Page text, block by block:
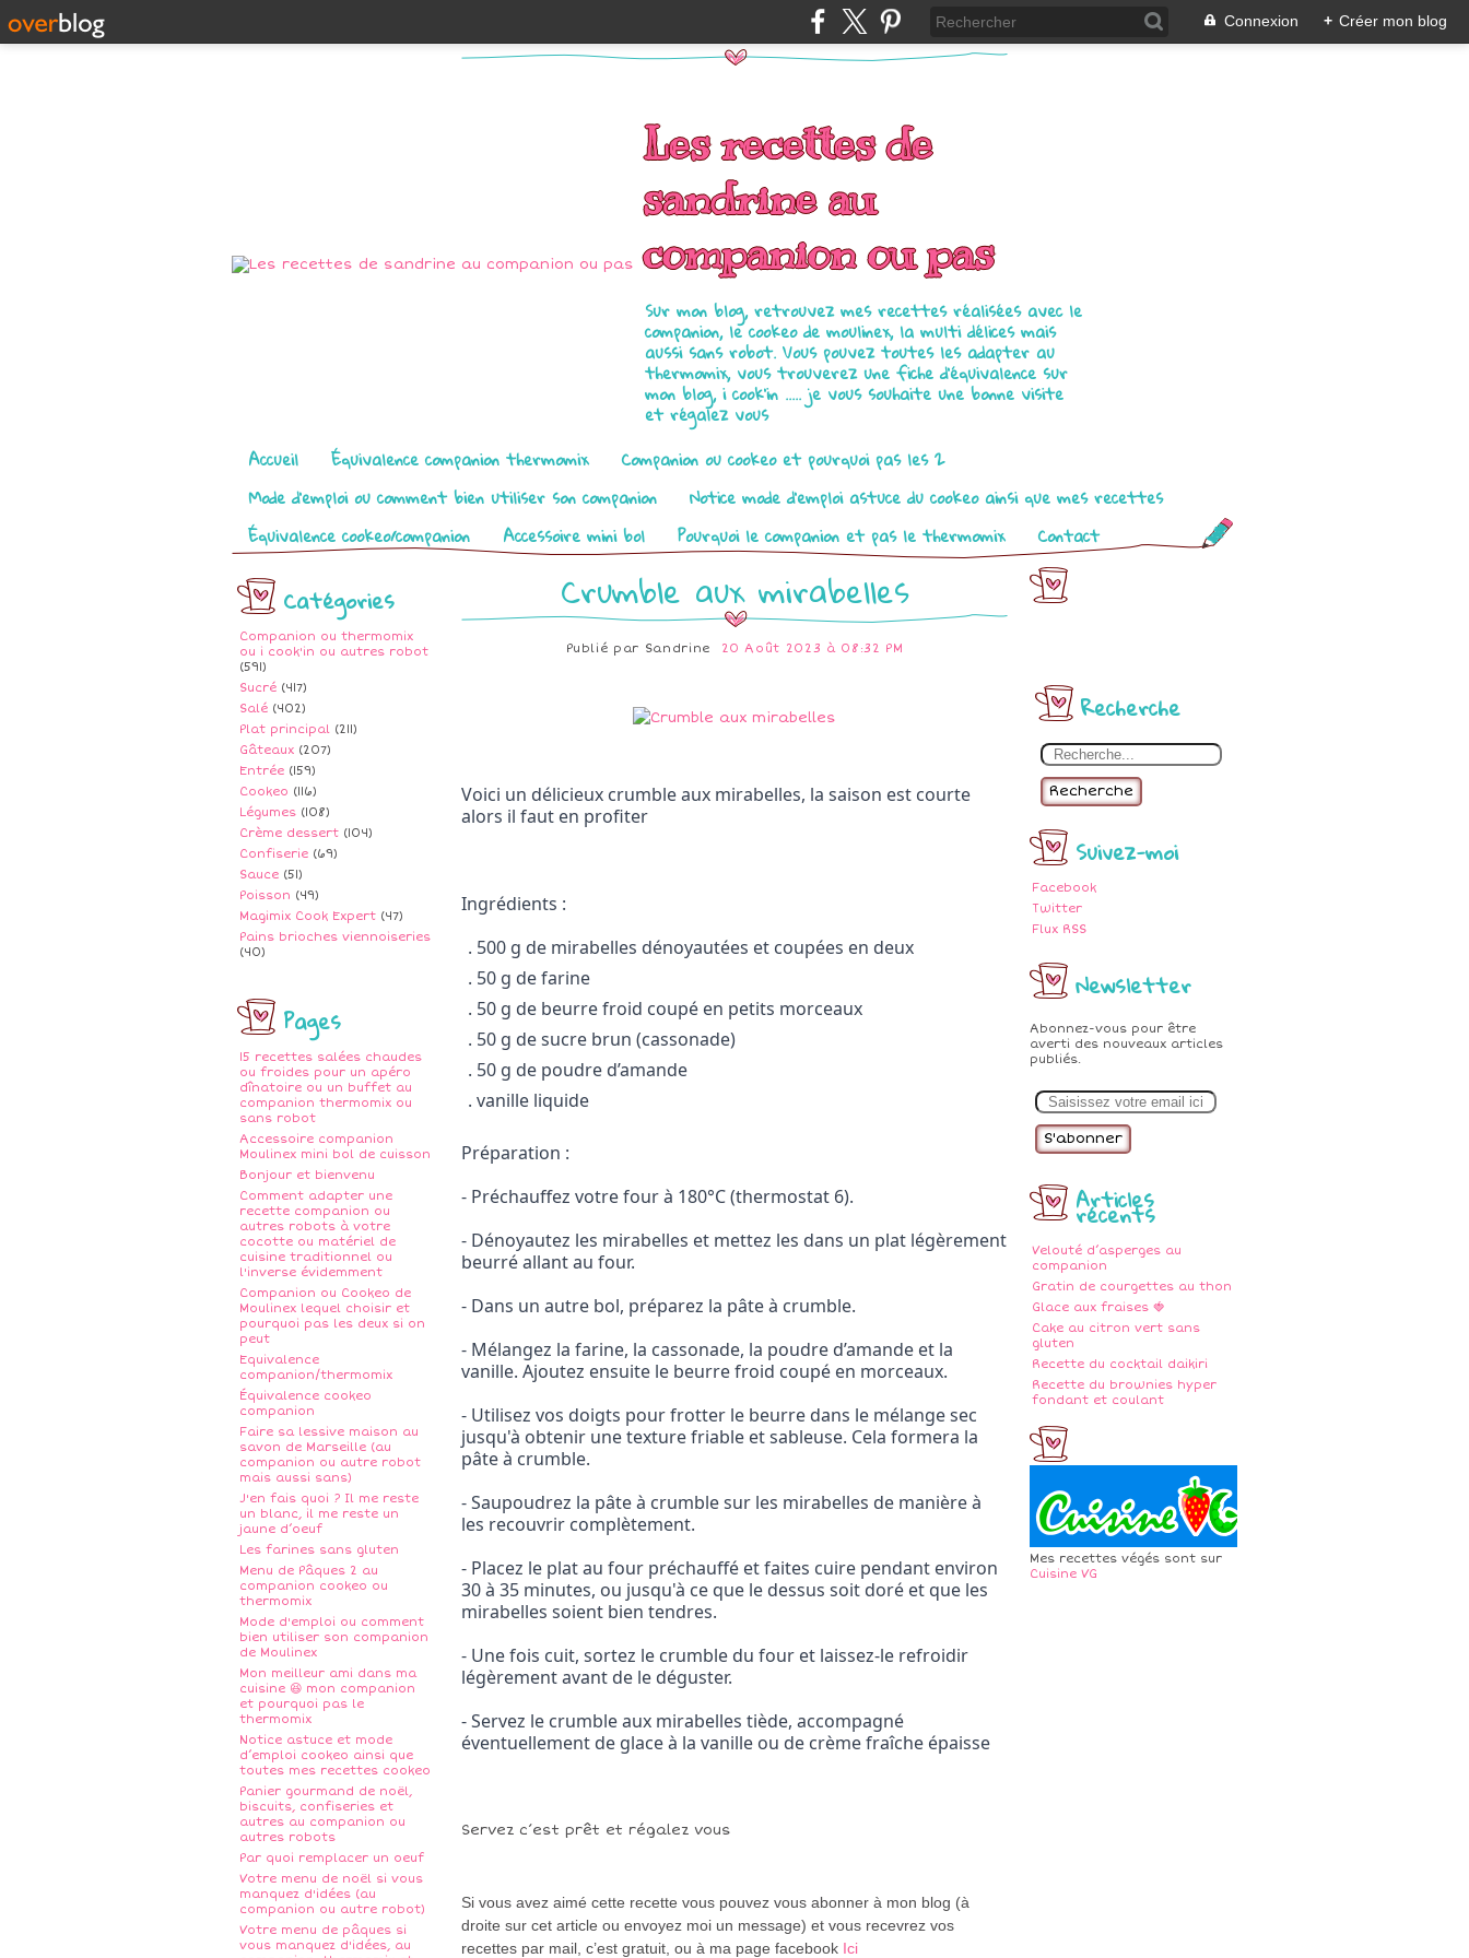
Connexion + Créer mon blog
Les recettes de
sandrine au
companion ou pas
Sur mon blog, retrouvez mes recettes réalisées avec le
companion, le cookeo de moulinex, la multi délices mais
aussi sans robot. Vous pouvez toutes les adapter au
thermomix, vous trouverez une fiche d'équivalence sur
mon blog, i cook'in ..... je vous souhaite une bonne visite
et régalez vous
Pages
Accueil Équivalence companion thermomix
Companion ou cookeo et pourquoi pas les 2
Mode d’emploi ou comment bien utiliser son companion
Notice mode d’emploi astuce du cookeo ainsi que mes recettes
Équivalence cookeo/companion
Accessoire mini bol Pourquoi le companion et pas le thermomix Contact
Catégories
Companion ou thermomix
ou i cook'in ou autres robot
(591)
Sucré (417)
Salé (402)
Plat principal (211)
Gâteaux (207)
Entrée (159)
Cookeo (116)
Légumes (108)
Crème dessert (104)
Confiserie (69)
Sauce (51)
Poisson (49)
Magimix Cook Expert (47)
Pains brioches viennoiseries
(40)
Pages
15 recettes salées chaudes
ou froides pour un apéro
dînatoire ou un buffet au
companion thermomix ou
sans robot
Accessoire companion
Moulinex mini bol de cuisson
Bonjour et bienvenu
Comment adapter une
recette companion ou
autres robots à votre
cocotte ou matériel de
cuisine traditionnel ou
l'inverse évidemment
Companion ou Cookeo de
Moulinex lequel choisir et
pourquoi pas les deux si on
peut
Equivalence
companion/thermomix
Équivalence cookeo
companion
Faire sa lessive maison au
savon de Marseille (au
companion ou autre robot
mais aussi sans)
J'en fais quoi ? Il me reste
un blanc, il me reste un
jaune d’oeuf
Les farines sans gluten
Menu de Pâques 2 au
companion cookeo ou
thermomix
Mode d'emploi ou comment
bien utiliser son companion
de Moulinex
Mon meilleur ami dans ma
cuisine 😆 mon companion
et pourquoi pas le
thermomix
Notice astuce et mode
d’emploi cookeo ainsi que
toutes mes recettes cookeo
Panier gourmand de noël,
biscuits, confiseries et
autres au companion ou
autres robots
Par quoi remplacer un oeuf
Votre menu de noël si vous
manquez d'idées (au
companion ou autre robot)
Votre menu de pâques si
vous manquez d'idées, au
Recherche
Recherche
Suivez-moi
Facebook
Twitter
Flux RSS
Newsletter
Abonnez-vous pour être
averti des nouveaux articles
publiés.
m
Articles
récents
Velouté d’asperges au
companion
Gratin de courgettes au thon
Glace aux fraises 🍓
Cake au citron vert sans
gluten
Recette du cocktail daikiri
Recette du brownies hyper
fondant et coulant
Mes recettes végés sont sur
Cuisine VG
Crumble aux mirabelles
Publié par Sandrine 20 Août 2023 à 08:32 PM
Voici un délicieux crumble aux mirabelles, la saison est courte
alors il faut en profiter
Ingrédients :
. 500 g de mirabelles dénoyautées et coupées en deux
. 50 g de farine
. 50 g de beurre froid coupé en petits morceaux
. 50 g de sucre brun (cassonade)
. 50 g de poudre d’amande
. vanille liquide
Préparation :
- Préchauffez votre four à 180°C (thermostat 6).
- Dénoyautez les mirabelles et mettez les dans un plat légèrement
beurré allant au four.
- Dans un autre bol, préparez la pâte à crumble.
- Mélangez la farine, la cassonade, la poudre d’amande et la
vanille. Ajoutez ensuite le beurre froid coupé en morceaux.
- Utilisez vos doigts pour frotter le beurre dans le mélange sec
jusqu'à obtenir une texture friable et sableuse. Cela formera la
pâte à crumble.
- Saupoudrez la pâte à crumble sur les mirabelles de manière à
les recouvrir complètement.
- Placez le plat au four préchauffé et faites cuire pendant environ
30 à 35 minutes, ou jusqu'à ce que le dessus soit doré et que les
mirabelles soient bien tendres.
- Une fois cuit, sortez le crumble du four et laissez-le refroidir
légèrement avant de le déguster.
- Servez le crumble aux mirabelles tiède, accompagné
éventuellement de glace à la vanille ou de crème fraîche épaisse
Servez c’est prêt et régalez vous
Si vous avez aimé cette recette vous pouvez vous abonner à mon blog (à
droite sur cet article ou envoyez moi un message) et vous recevrez vos
recettes par mail, c’est gratuit , ou à ma page facebook Ici